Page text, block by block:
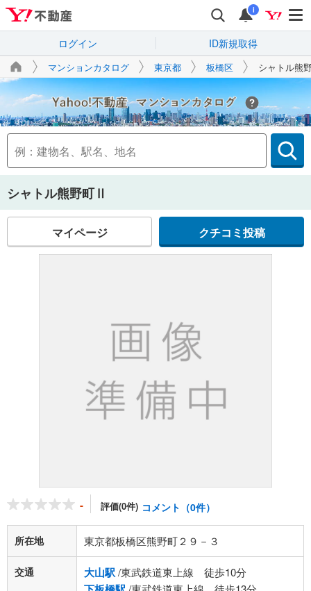
i
ログイン ID新規取得
マンションカタログ 東京都 板橋区 シャトル熊
Yahoo!不動産
シャトル熊野町Ⅱ
マイページ クチコミ投稿
- 評価(0件) コメント（0件）
所在地 東京都板橋区熊野町２９－３
交通 大山駅/東武鉄道東上線 徒歩10分